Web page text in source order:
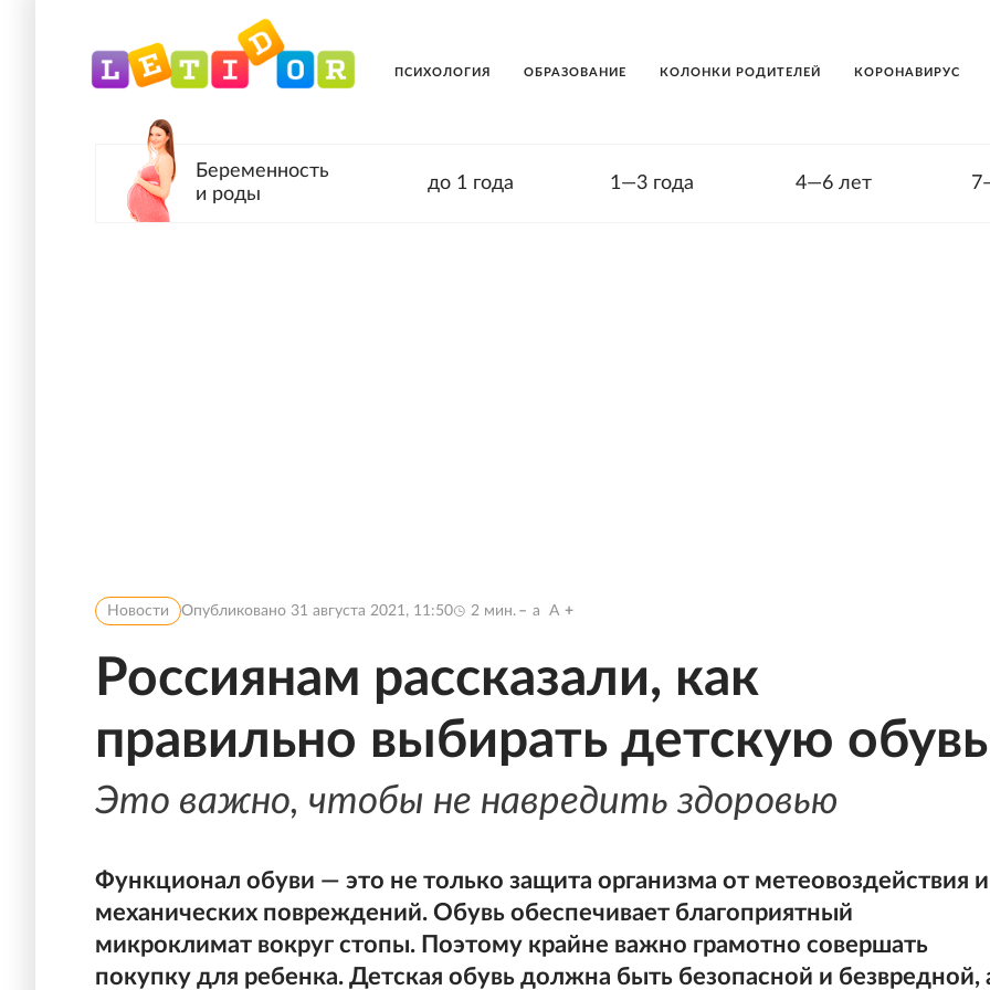
ПСИХОЛОГИЯ ОБРАЗОВАНИЕ КОЛОНКИ РОДИТЕЛЕЙ КОРОНАВИРУС
Беременность
и роды
до 1 года 1—3 года 4—6 лет
Новости Опубликовано 31 августа 2021, 11:50 2 мин. a A
Россиянам рассказали, как
правильно выбирать детскую обувь
Это важно, чтобы не навредить здоровью
Функционал обуви — это не только защита организма от метеовоздействия и
механических повреждений. Обувь обеспечивает благоприятный
микроклимат вокруг стопы. Поэтому крайне важно грамотно совершать
покупку для ребенка. Детская обувь должна быть безопасной и безвредной,